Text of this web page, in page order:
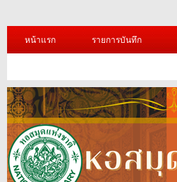
หน้าแรก รายการบันทึก